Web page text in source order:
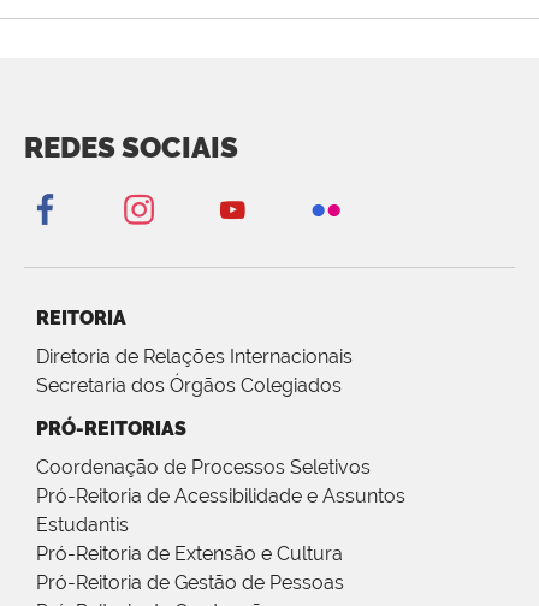
REDES SOCIAIS
REITORIA
Diretoria de Relações Internacionais
Secretaria dos Órgãos Colegiados
PRÓ-REITORIAS
Coordenação de Processos Seletivos
Pró-Reitoria de Acessibilidade e Assuntos
Estudantis
Pró-Reitoria de Extensão e Cultura
Pró-Reitoria de Gestão de Pessoas